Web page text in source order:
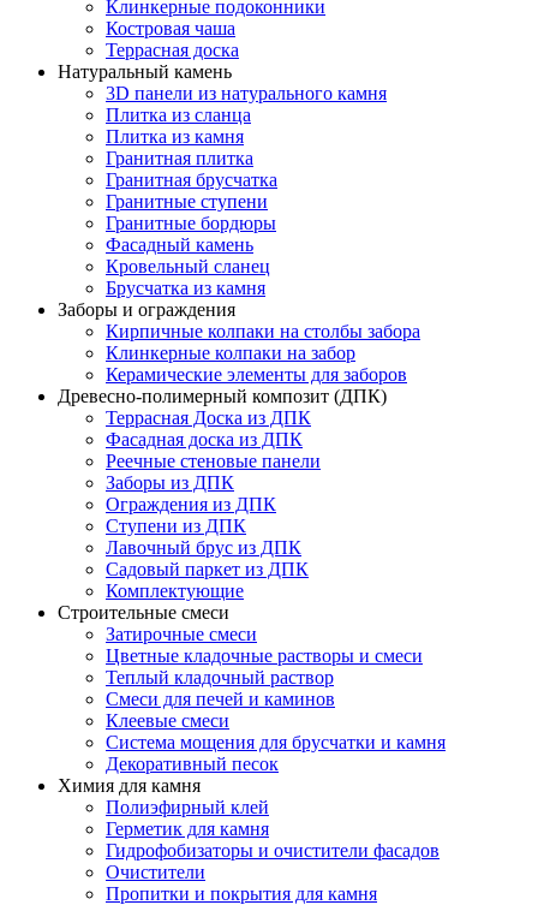
Клинкерные подоконники
Костровая чаша
Террасная доска
Натуральный камень
3D панели из натурального камня
Плитка из сланца
Плитка из камня
Гранитная плитка
Гранитная брусчатка
Гранитные ступени
Гранитные бордюры
Фасадный камень
Кровельный сланец
Брусчатка из камня
Заборы и ограждения
Кирпичные колпаки на столбы забора
Клинкерные колпаки на забор
Керамические элементы для заборов
Древесно-полимерный композит (ДПК)
Террасная Доска из ДПК
Фасадная доска из ДПК
Реечные стеновые панели
Заборы из ДПК
Ограждения из ДПК
Ступени из ДПК
Лавочный брус из ДПК
Садовый паркет из ДПК
Комплектующие
Строительные смеси
Затирочные смеси
Цветные кладочные растворы и смеси
Теплый кладочный раствор
Смеси для печей и каминов
Клеевые смеси
Система мощения для брусчатки и камня
Декоративный песок
Химия для камня
Полиэфирный клей
Герметик для камня
Гидрофобизаторы и очистители фасадов
Очистители
Пропитки и покрытия для камня